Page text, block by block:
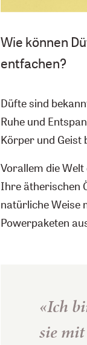
Wie können
entfachen?
Düfte sind
Ruhe und
Körper und Geist
Vorallem die
Ihre ätherischen
natürliche Weise
Powerpaketen
«Ich
sie